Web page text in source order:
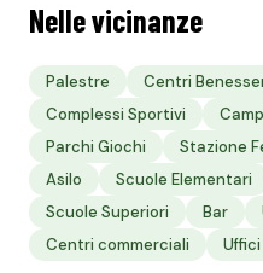
Nelle vicinanze
Palestre Centri
Complessi Sportivi
Parchi Giochi
Stazione
Asilo
Scuole Elementari
Scuole Superiori
Bar
Centri commerciali